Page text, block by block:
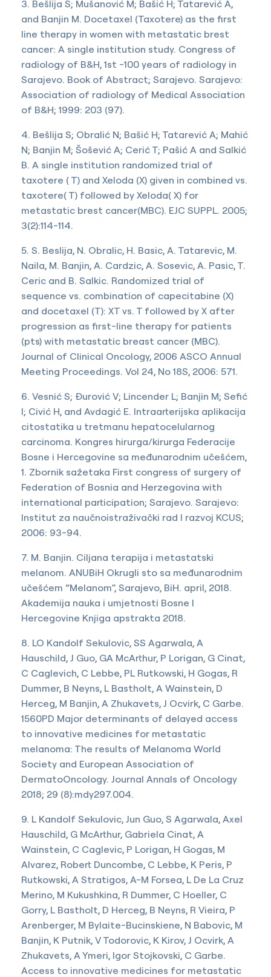
3. Bešlija S; Mušanović M; Bašić H; Tatarević A,
and Banjin M. Docetaxel (Taxotere) as the first
line therapy in women with metastatic brest
cancer: A single institution study. Congress of
radiology of B&H, 1st -100 years of radiology in
Sarajevo. Book of Abstract; Sarajevo. Sarajevo:
Association of radiology of Medical Association
of B&H; 1999: 203 (97).
4. Bešlija S; Obralić N; Bašić H; Tatarević A; Mahić
N; Banjin M; Šošević A; Cerić T; Pašić A and Salkić
B. A single institution randomized trial of
taxotere ( T) and Xeloda (X) given in combined vs.
taxotere( T) followed by Xeloda( X) for
metastatic brest cancer(MBC). EJC SUPPL. 2005;
3(2):114-114.
5. S. Beslija, N. Obralic, H. Basic, A. Tatarevic, M.
Naila, M. Banjin, A. Cardzic, A. Sosevic, A. Pasic, T.
Ceric and B. Salkic. Randomized trial of
sequence vs. combination of capecitabine (X)
and docetaxel (T): XT vs. T followed by X after
progression as first-line therapy for patients
(pts) with metastatic breast cancer (MBC).
Journal of Clinical Oncology, 2006 ASCO Annual
Meeting Proceedings. Vol 24, No 18S, 2006: 571.
6. Vesnić S; Đurović V; Lincender L; Banjin M; Sefić
I; Civić H, and Avdagić E. Intraarterijska aplikacija
citostatika u tretmanu hepatocelularnog
carcinoma. Kongres hirurga/kirurga Federacije
Bosne i Hercegovine sa međunarodnim učešćem,
1. Zbornik sažetaka First congress of surgery of
Federation of Bosnia and Herzegovina with
international participation; Sarajevo. Sarajevo:
Institut za naučnoistraživački rad I razvoj KCUS;
2006: 93-94.
7. M. Banjin. Ciljana terapija i metastatski
melanom. ANUBiH Okrugli sto sa međunarodnim
učešćem “Melanom”, Sarajevo, BiH. april, 2018.
Akademija nauka i umjetnosti Bosne I
Hercegovine Knjiga apstrakta 2018.
8. LO Kandolf Sekulovic, SS Agarwala, A
Hauschild, J Guo, GA McArthur, P Lorigan, G Cinat,
C Caglevich, C Lebbe, PL Rutkowski, H Gogas, R
Dummer, B Neyns, L Bastholt, A Wainstein, D
Herceg, M Banjin, A Zhukavets, J Ocvirk, C Garbe.
1560PD Major determinants of delayed access
to innovative medicines for metastatic
melanoma: The results of Melanoma World
Society and European Association of
DermatoOncology. Journal Annals of Oncology
2018; 29 (8):mdy297.004.
9. L Kandolf Sekulovic, Jun Guo, S Agarwala, Axel
Hauschild, G McArthur, Gabriela Cinat, A
Wainstein, C Caglevic, P Lorigan, H Gogas, M
Alvarez, Robert Duncombe, C Lebbe, K Peris, P
Rutkowski, A Stratigos, A-M Forsea, L De La Cruz
Merino, M Kukushkina, R Dummer, C Hoeller, C
Gorry, L Bastholt, D Herceg, B Neyns, R Vieira, P
Arenberger, M Bylaite-Bucinskiene, N Babovic, M
Banjin, K Putnik, V Todorovic, K Kirov, J Ocvirk, A
Zhukavets, A Ymeri, Igor Stojkovski, C Garbe.
Access to innovative medicines for metastatic